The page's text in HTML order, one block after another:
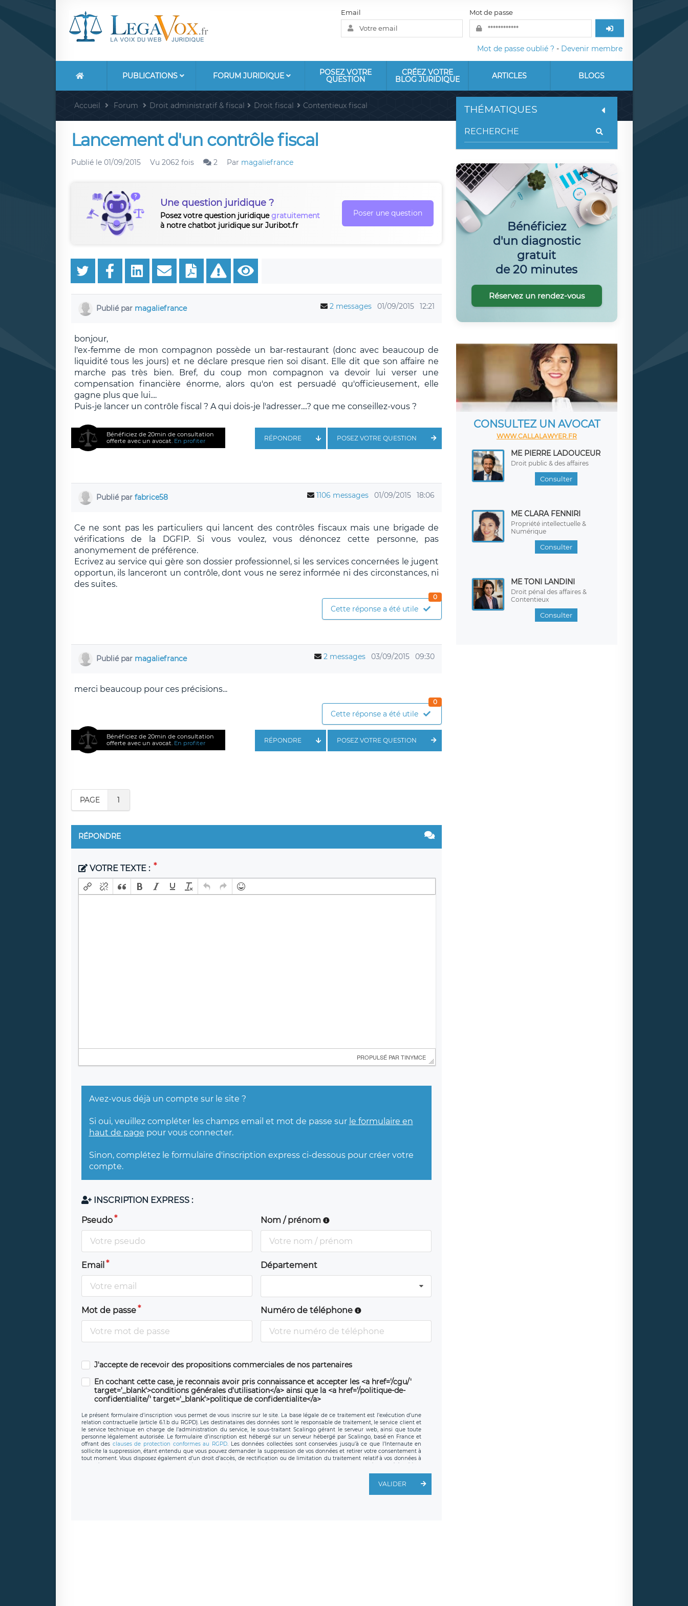
Email Mot de passe
Mot de passe oublié ? - Devenir membre
PUBLICATIONS FORUM JURIDIQUE POSEZ VOTRE
QUESTION
CRÉEZ VOTRE
BLOG JURIDIQUE ARTICLES BLOGS
Accueil Forum Droit administratif & fiscal Droit fiscal Contentieux fiscal
Lancement d'un contrôle fiscal
Publié le 01/09/2015 Vu 2062 fois 2 Par magaliefrance
Une question juridique ?
Posez votre question juridiquegratuitement
à notre chatbot juridique sur Juribot.fr
Poser une question
Publié par magaliefrance 2 messages 01/09/2015 12:21
bonjour,
l'ex-femme de mon compagnon possède un bar-restaurant (donc avec beaucoup de
liquidité tous les jours) et ne déclare presque rien soi disant. Elle dit que son affaire ne
marche pas très bien. Bref, du coup mon compagnon va devoir lui verser une
compensation financière énorme, alors qu'on est persuadé qu'officieusement, elle
gagne plus que lui....
Puis-je lancer un contrôle fiscal ? A qui dois-je l'adresser....? que me conseillez-vous ?
Bénéficiez de 20min de consultation
offerte avec un avocat. En profiter POSEZ VOTRE QUESTION
RÉPONDRE
Publié par fabrice58 1106 messages 01/09/2015 18:06
Ce ne sont pas les particuliers qui lancent des contrôles fiscaux mais une brigade de
vérifications de la DGFIP. Si vous voulez, vous dénoncez cette personne, pas
anonymement de préférence.
Ecrivez au service qui gère son dossier professionnel, si les services concernées le jugent
opportun, ils lanceront un contrôle, dont vous ne serez informée ni des circonstances, ni
des suites.
Cette réponse a été utile
0
Publié par magaliefrance 2 messages 03/09/2015 09:30
merci beaucoup pour ces précisions...
Cette réponse a été utile
0
Bénéficiez de 20min de consultation
offerte avec un avocat. En profiter POSEZ VOTRE QUESTION
RÉPONDRE
PAGE 1
RÉPONDRE
VOTRE TEXTE :
PROPULSÉ PAR TINYMCE
Avez-vous déjà un compte sur le site ?
Si oui, veuillez compléter les champs email et mot de passe sur le formulaire en
haut de page pour vous connecter.
Sinon, complétez le formulaire d'inscription express ci-dessous pour créer votre
compte.
INSCRIPTION EXPRESS :
Pseudo Nom / prénom
Email Département
Mot de passe Numéro de téléphone
J'accepte de recevoir des propositions commerciales de nos partenaires
En cochant cette case, je reconnais avoir pris connaissance et accepter les <a href='/cgu/'
target='_blank'>conditions générales d'utilisation</a> ainsi que la <a href='/politique-de-
confidentialite/' target='_blank'>politique de confidentialite</a>
Le présent formulaire d’inscription vous permet de vous inscrire sur le site. La base légale de ce traitement est l’exécution d’une
relation contractuelle (article 6.1.b du RGPD). Les destinataires des données sont le responsable de traitement, le service client et
le service technique en charge de l’administration du service, le sous-traitant Scalingo gérant le serveur web, ainsi que toute
personne légalement autorisée. Le formulaire d’inscription est hébergé sur un serveur hébergé par Scalingo, basé en France et
offrant des clauses de protection conformes au RGPD. Les données collectées sont conservées jusqu’à ce que l’Internaute en
sollicite la suppression, étant entendu que vous pouvez demander la suppression de vos données et retirer votre consentement à
tout moment. Vous disposez également d’un droit d’accès, de rectification ou de limitation du traitement relatif à vos données à
caractère personnel, ainsi que d’un droit à la portabilité de vos données. Vous pouvez exercer ces droits auprès du délégué à la
protection des données de LÉGAVOX qui exerce au siège social de LÉGAVOX et est joignable à l’adresse mail suivante :
joignable à l’adresse mail : responsabledetraitement@legavox.fr. Vous avez également le droit d’introduire une réclamation
VALIDER
THÉMATIQUES
Bénéficiez
d'un diagnostic
gratuit
de 20 minutes
Réservez un rendez-vous
CONSULTEZ UN AVOCAT
WWW.CALLALAWYER.FR
ME PIERRE LADOUCEUR
Droit public & des affaires
Consulter
ME CLARA FENNIRI
Propriété intellectuelle &
Numérique
Consulter
ME TONI LANDINI
Droit pénal des affaires &
Contentieux
Consulter